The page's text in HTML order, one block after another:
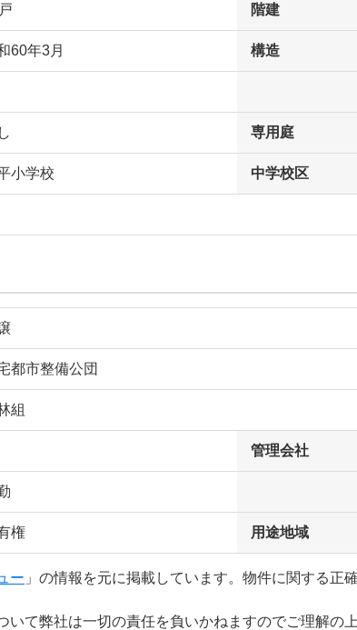
階建
60年3月 構造
専用庭
小学校 中学校区
都市整備公団
組
管理会社
権 用途地域
ー 」の情報を元に掲載しています。物件に関する正
て弊社は一切の責任を負いかねますのでご理解の